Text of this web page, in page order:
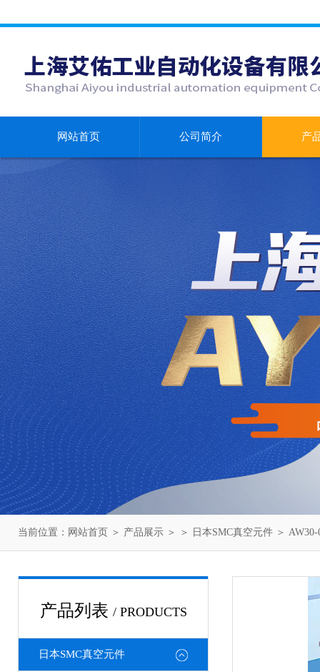
网站首页 公司简介 产
当前位置： 网站首页 ＞ 产品展示 ＞ ＞ 日本SMC真空元件 ＞
产品列表 / PRODUCTS
日本SMC真空元件